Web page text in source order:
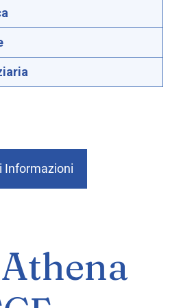
Informazioni